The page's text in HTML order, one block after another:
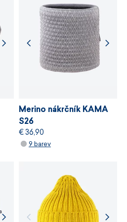
na bezpečnost
využívání zdrojů
Merino nákrčník KAMA
S26
€ 36,90
9 barev